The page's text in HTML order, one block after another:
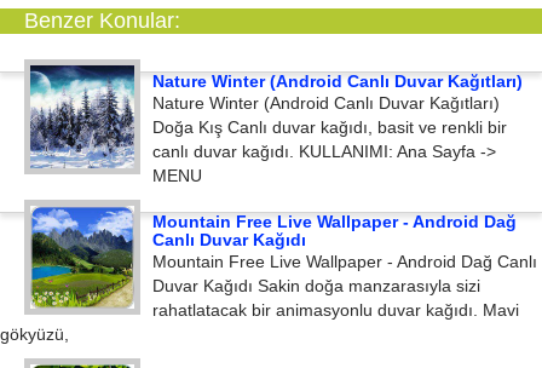
Benzer Konular:
Nature Winter (Android Canlı Duvar Kağıtları)
Nature Winter (Android Canlı Duvar Kağıtları)
Doğa Kış Canlı duvar kağıdı, basit ve renkli bir
canlı duvar kağıdı. KULLANIMI: Ana Sayfa ->
MENU
Mountain Free Live Wallpaper - Android Dağ
Canlı Duvar Kağıdı
Mountain Free Live Wallpaper - Android Dağ Canlı
Duvar Kağıdı Sakin doğa manzarasıyla sizi
rahatlatacak bir animasyonlu duvar kağıdı. Mavi
gökyüzü,